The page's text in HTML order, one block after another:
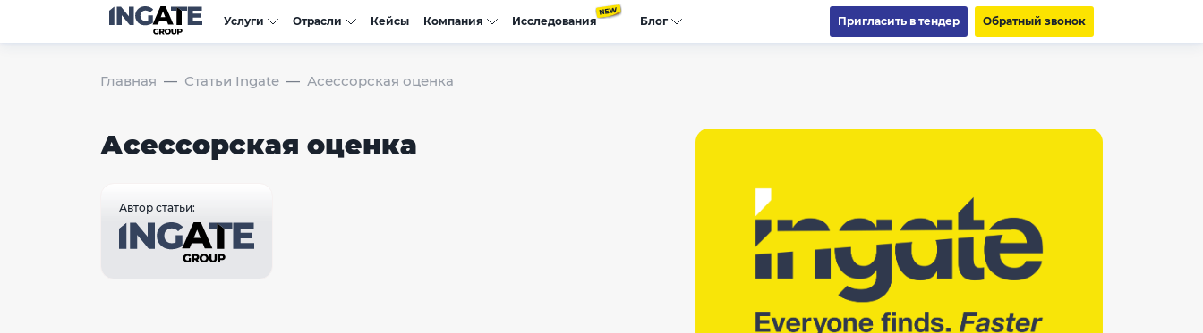
Услуги Отрасли Кейсы Компания Исследования Блог Пригласить в тендер Обратный звонок
Главная Статьи Ingate Асессорская оценка
Асессорская оценка
Автор статьи: